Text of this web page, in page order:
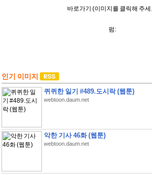
바로가기 (이미지를 클릭해 주
펌:
인기 이미지
퀴퀴한 일기 #489.도시락 (웹툰)
webtoon.daum.net
악한 기사 46화 (웹툰)
webtoon.daum.net